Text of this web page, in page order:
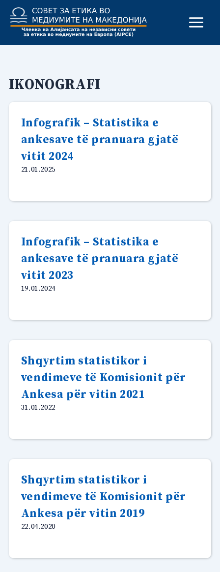
content
IKONOGRAFI
Infografik – Statistika e
ankesave të pranuara gjatë
vitit 2024
21.01.2025
Infografik – Statistika e
ankesave të pranuara gjatë
vitit 2023
19.01.2024
Shqyrtim statistikor i
vendimeve të Komisionit për
Ankesa për vitin 2021
31.01.2022
Shqyrtim statistikor i
vendimeve të Komisionit për
Ankesa për vitin 2019
22.04.2020